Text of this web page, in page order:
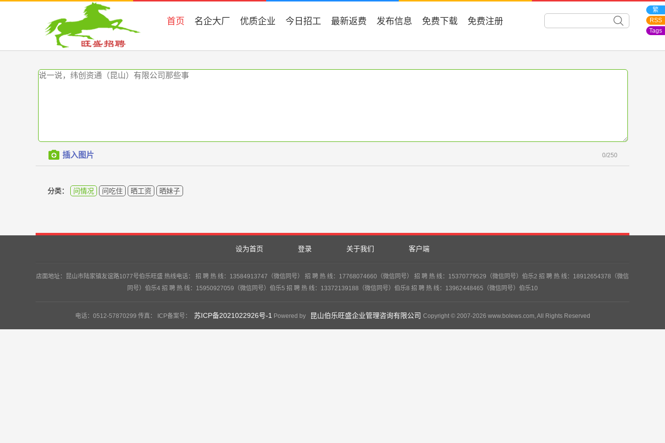
繁
RSS
Tags
首页 名企大厂 优质企业 今日招工 最新返费 发布信息 免费下载 免费注册
插入图片 0/250
分类： 问情况 问吃住 晒工资 晒妹子
设为首页 登录 关于我们 客户端
店面地址：昆山市陆家镇友谊路1077号伯乐旺盛 热线电话： 招 聘 热 线：13584913747（微信同号） 招 聘 热 线：17768074660（微信同号） 招 聘 热 线：15370779529（微信同号）伯乐2 招 聘 热 线：18912654378（微信
同号）伯乐4 招 聘 热 线：15950927059（微信同号）伯乐5 招 聘 热 线：13372139188（微信同号）伯乐8 招 聘 热 线：13962448465（微信同号）伯乐10
电话：0512-57870299 传真： ICP备案号： 苏ICP备2021022926号-1 Powered by 昆山伯乐旺盛企业管理咨询有限公司 Copyright © 2007-2026 www.bolews.com, All Rights Reserved